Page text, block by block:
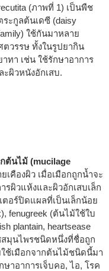
(ภาพที่ 1) เป็นพืช
ระกูลต้นเดซี (daisy
ใช้กันมาหลาย
ตวรรษ ทั้งในรูปยากิน
าทา เช่น ใช้รักษาอาการ
ผิวหนังอักเสบ.
ต้นไม้ (mucilage
เคืองผิว เมื่อเมือกถูกน้ำจะ
รผิวแห้งและผิวอักเสบเล็ก
ตอร์ปิดแผลที่เป็นเล็กน้อย
fenugreek (ต้นไม้ใช้ใบ
plantain, heartsease
สมุนไพรชนิดหนึ่งที่ชื่อถูก
ช้เมือกจากต้นไม้ชนิดนี้มา
าอาการเจ็บคอ, ไอ, โรค